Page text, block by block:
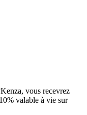
vous recevrez
valable à vie sur